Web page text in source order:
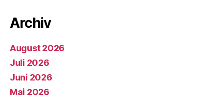
Archiv
August 2026
Juli 2026
Juni 2026
Mai 2026